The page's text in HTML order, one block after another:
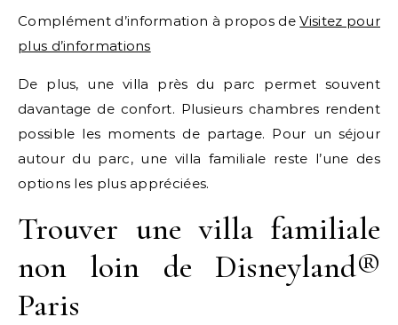
Complément d’information à propos deVisitez pour
plus d’informations
De plus, une villa près du parc permet souvent
davantage de confort. Plusieurs chambres rendent
possible les moments de partage. Pour un séjour
autour du parc, une villa familiale reste l’une des
options les plus appréciées.
Trouver une villa familiale
non loin de Disneyland®
Paris